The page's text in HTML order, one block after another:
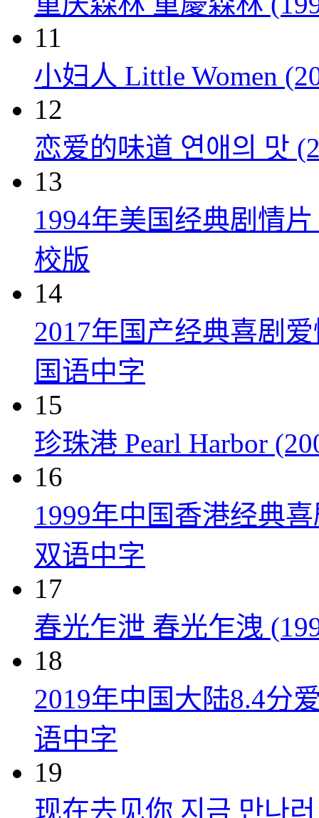
11
小妇人 Little Women
12
恋爱的味道 연애의 맛
13
1994年美国经典剧情
校版
14
2017年国产经典喜剧
国语中字
15
珍珠港 Pearl Harbor
16
1999年中国香港经典
双语中字
17
春光乍泄 春光乍洩
18
2019年中国大陆8.4分
语中字
19
现在去见你 지금 만나